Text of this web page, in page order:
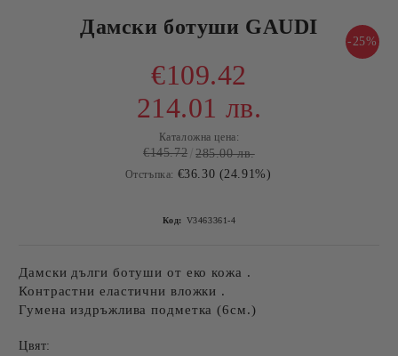
Дамски ботуши GAUDI
-25%
€109.42
214.01 лв.
Каталожна цена:
€145.72 285.00 лв.
Отстъпка: €36.30 (24.91%)
Код: V3463361-4
Дамски дълги ботуши от еко кожа .
Контрастни еластични вложки .
Гумена издръжлива подметка (6см.)
Цвят: